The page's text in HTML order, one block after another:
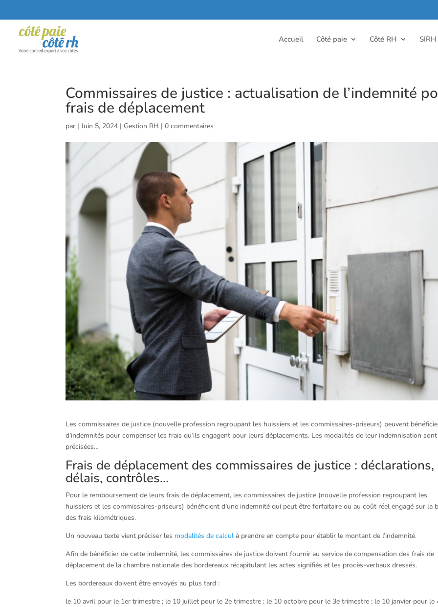
Accueil Côté paie Côté RH SIRH
Commissaires de justice : actualisation de l’indemnité
frais de déplacement
par |Juin 5, 2024 | Gestion RH |0 commentaires
Les commissaires de justice (nouvelle profession regroupant les huissiers et les commissaires-priseurs) peuvent
d’indemnités pour compenser les frais qu’ils engagent pour leurs déplacements. Les modalités de leur indemnisation sont
précisées…
Frais de déplacement des commissaires de justice : déclarations,
délais, contrôles…
Pour le remboursement de leurs frais de déplacement, les commissaires de justice (nouvelle profession regroupant les
huissiers et les commissaires-priseurs) bénéficient d’une indemnité qui peut être forfaitaire ou au coût réel engagé sur la
des frais kilométriques.
Un nouveau texte vient préciser les modalités de calcul à prendre en compte pour établir le montant de l’indemnité.
Afin de bénéficier de cette indemnité, les commissaires de justice doivent fournir au service de compensation des frais de
déplacement de la chambre nationale des bordereaux récapitulant les actes signifiés et les procès-verbaux dressés.
Les bordereaux doivent être envoyés au plus tard :
le 10 avril pour le 1er trimestre ; le 10 juillet pour le 2e trimestre ; le 10 octobre pour le 3e trimestre ; le 10 janvier pour le